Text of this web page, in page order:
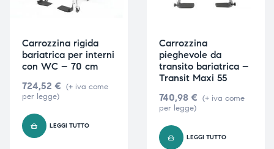
Carrozzina rigida
bariatrica per interni
con WC – 70 cm
724,52 € (+ iva come
per legge)
LEGGI TUTTO
Carrozzina
pieghevole da
transito bariatrica –
Transit Maxi 55
740,98 € (+ iva come
per legge)
LEGGI TUTTO